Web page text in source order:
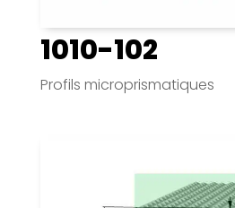
1010-102
Profils microprismatiques